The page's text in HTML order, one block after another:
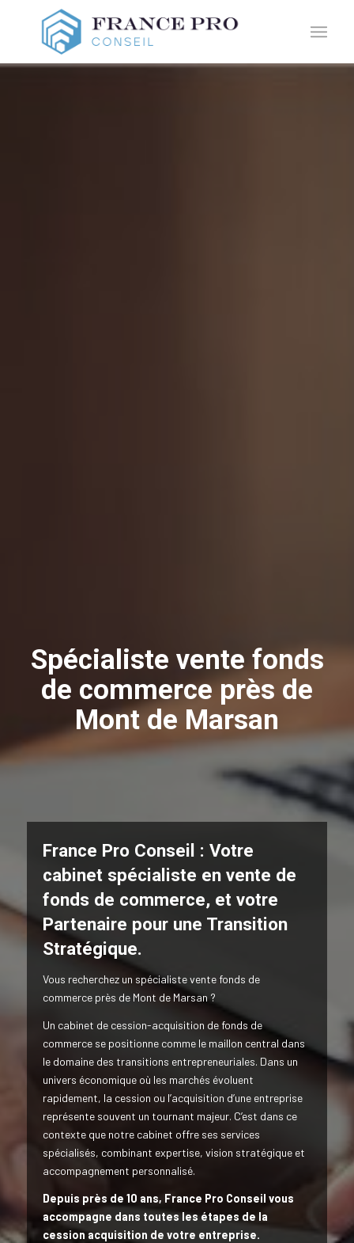
Spécialiste vente fonds
de commerce près de
Mont de Marsan
France Pro Conseil : Votre
cabinet spécialiste en vente de
fonds de commerce, et votre
Partenaire pour une Transition
Stratégique.
Vous recherchez un spécialiste vente fonds de
commerce près de Mont de Marsan ?
Un cabinet de cession-acquisition de fonds de
commerce se positionne comme le maillon central dans
le domaine des transitions entrepreneuriales. Dans un
univers économique où les marchés évoluent
rapidement, la cession ou l’acquisition d’une entreprise
représente souvent un tournant majeur. C’est dans ce
contexte que notre cabinet offre ses services
spécialisés, combinant expertise, vision stratégique et
accompagnement personnalisé.
Depuis près de 10 ans, France Pro Conseil vous
accompagne dans toutes les étapes de la
cession acquisition de votre entreprise.